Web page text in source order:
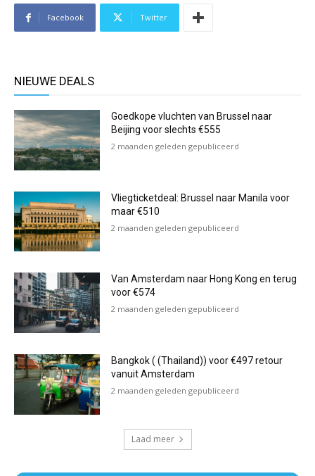
Facebook Twitter
NIEUWE DEALS
Goedkope vluchten van Brussel naar
Beijing voor slechts €555
2 maanden geleden gepubliceerd
Vliegticketdeal: Brussel naar Manila voor
maar €510
2 maanden geleden gepubliceerd
Van Amsterdam naar Hong Kong en terug
voor €574
2 maanden geleden gepubliceerd
Bangkok ( (Thailand)) voor €497 retour
vanuit Amsterdam
2 maanden geleden gepubliceerd
Laad meer